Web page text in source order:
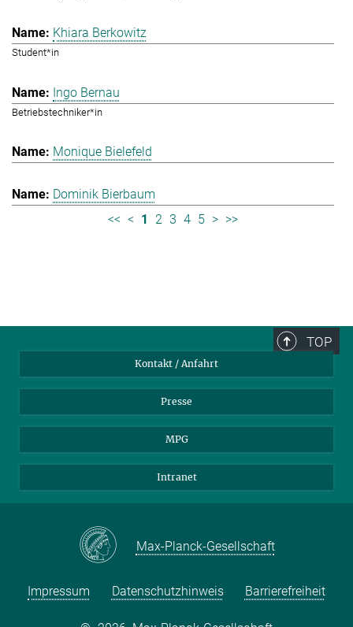
Khiara Berkowitz
Student*in
Ingo Bernau
Betriebstechniker*in
Monique Bielefeld
Dominik Bierbaum
<< < 1 2 3 4 5 > >>
TOP
Kontakt / Anfahrt
Presse
MPG
Intranet
Max-Planck-Gesellschaft
Impressum Datenschutzhinweis Barrierefreiheit